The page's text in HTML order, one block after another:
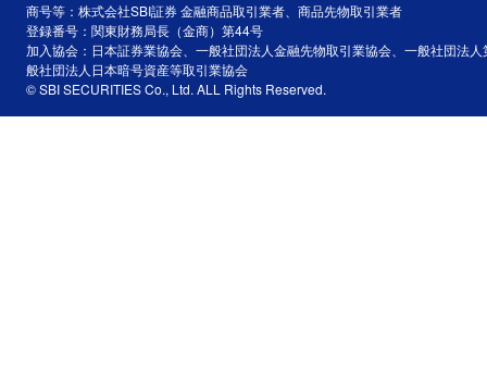
商号等：株式会社SBI証券 金融商品取引業者、商品先物取引業者
登録番号：関東財務局長（金商）第44号
加入協会：日本証券業協会、一般社団法人金融先物取引業協会、一般社団法
般社団法人日本暗号資産等取引業協会
© SBI SECURITIES Co., Ltd. ALL Rights Reserved.